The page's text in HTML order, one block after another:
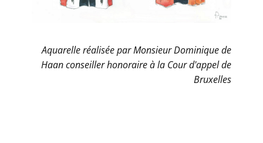
Aquarelle réalisée par Monsieur Dominique de
Haan conseiller honoraire à la Cour d'appel de
Bruxelles